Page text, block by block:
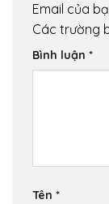
Email của
Các trường
Bình luận *
Tên *